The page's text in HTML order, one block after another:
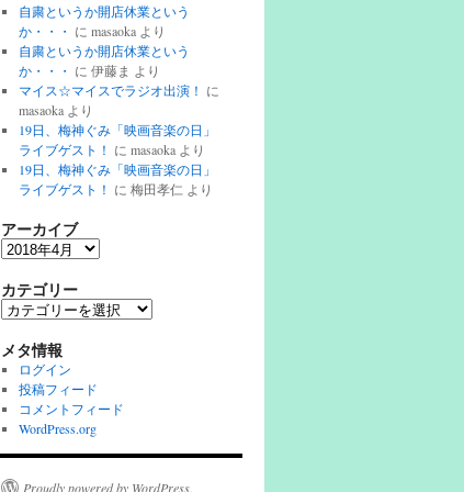
自粛というか開店休業という
か・・・ に masaokaより
自粛というか開店休業という
か・・・ に 伊藤ま より
マイス☆マイスでラジオ出演！ に
masaokaより
19日、梅神ぐみ「映画音楽の日」
ライブゲスト！ に masaokaより
19日、梅神ぐみ「映画音楽の日」
ライブゲスト！ に 梅田孝仁 より
アーカイブ
ア
カ
イ
カテゴリー
カ
ゴ
リ
ー
メタ情報
ログイン
投稿フィード
コメントフィード
WordPress.org
Proudly powered by WordPress.